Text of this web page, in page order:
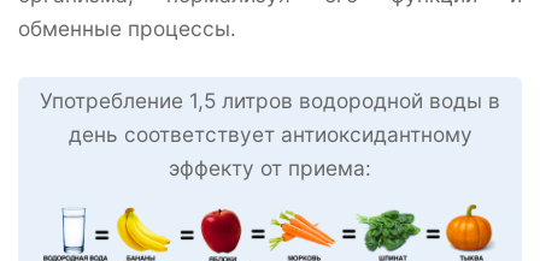
обменные процессы.
Употребление 1,5 литров водородной воды в
день соответствует антиоксидантному
эффекту от приема: